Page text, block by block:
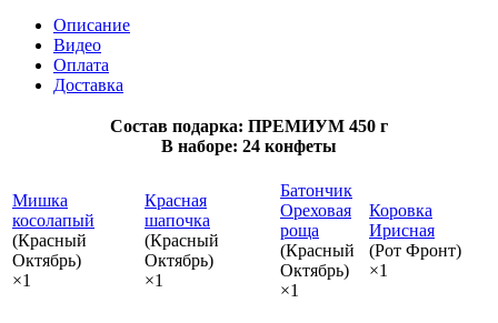
Описание
Видео
Оплата
Доставка
Состав подарка: ПРЕМИУМ 450 г
В наборе: 24 конфеты
Мишка
косолапый
(Красный
Октябрь)
×1
Красная
шапочка
(Красный
Октябрь)
×1
Батончик
Ореховая
роща
(Красный
Октябрь)
×1
Коровка
Ирисная
(Рот Фронт)
×1